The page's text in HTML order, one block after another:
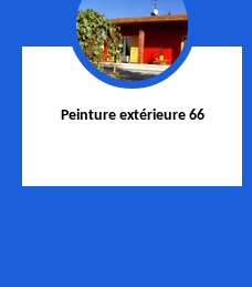
Peinture extérieure 66